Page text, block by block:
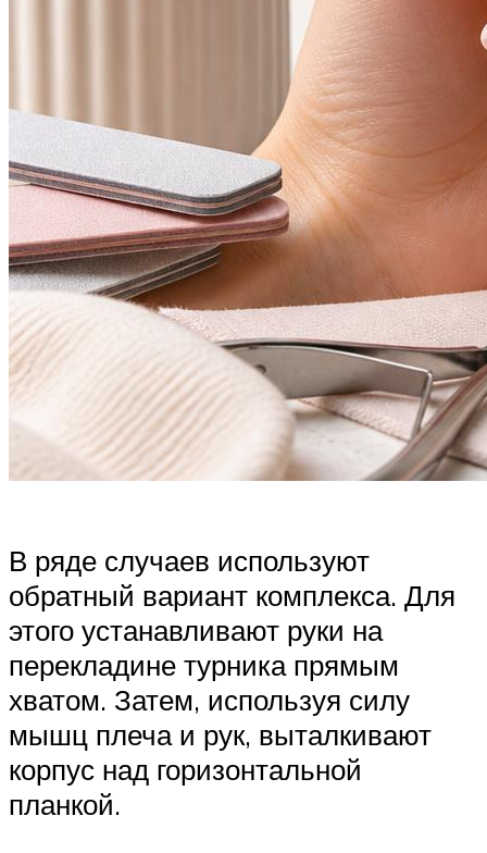
В ряде случаев используют
обратный вариант комплекса. Для
этого устанавливают руки на
перекладине турника прямым
хватом. Затем, используя силу
мышц плеча и рук, выталкивают
корпус над горизонтальной
планкой.